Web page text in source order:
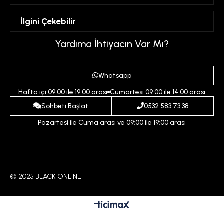
Hesabım
Favorilerim
Mesafeli Satış Sözleşmesi
Üyelik Sözleşmesi
Gizlilik ve Güvenlik Politikası
Ödeme ve Teslimat Koşulları
İptal ve İade Koşulları
İlgini Çekebilir
İndirim
Yardıma İhtiyacın Var Mı?
Whatsapp
Hafta içi 09:00 ile 19:00 arası Cumartesi 09:00 ile 14:00 arası
Sohbeti Başlat
0532 583 73 38
Pazartesi ile Cuma arası ve 09:00 ile 19:00 arası
© 2025 BLACK ONLINE